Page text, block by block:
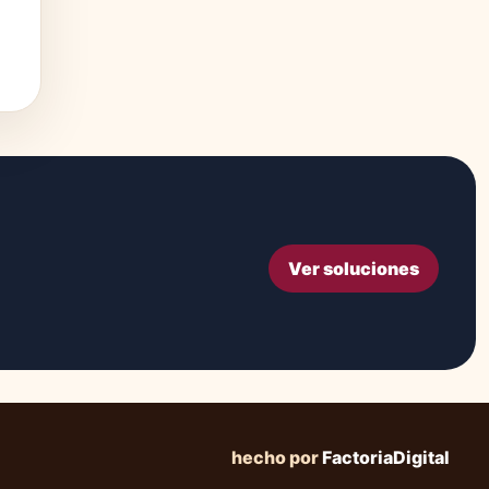
Ver soluciones
hecho porFactoriaDigital